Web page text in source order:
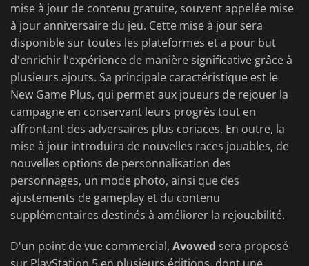
mise à jour de contenu gratuite, souvent appelée mise
à jour anniversaire du jeu. Cette mise à jour sera
disponible sur toutes les plateformes et a pour but
d'enrichir l'expérience de manière significative grâce à
plusieurs ajouts. Sa principale caractéristique est le
New Game Plus, qui permet aux joueurs de rejouer la
campagne en conservant leurs progrès tout en
affrontant des adversaires plus coriaces. En outre, la
mise à jour introduira de nouvelles races jouables, de
nouvelles options de personnalisation des
personnages, un mode photo, ainsi que des
ajustements de gameplay et du contenu
supplémentaires destinés à améliorer la rejouabilité.
D'un point de vue commercial, Avowed sera proposé